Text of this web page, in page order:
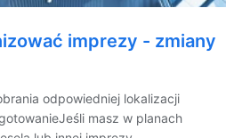
imprezy - zmiany
odpowiedniej lokalizacji
masz w planach